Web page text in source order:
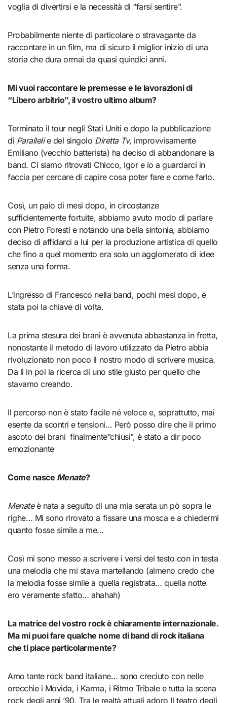
voglia di divertirsi e la necessità di “farsi sentire”.
Probabilmente niente di particolare o stravagante da
raccontare in un film, ma di sicuro il miglior inizio di una
storia che dura ormai da quasi quindici anni.
Mi vuoi raccontare le premesse e le lavorazioni di
“Libero arbitrio”, il vostro ultimo album?
Terminato il tour negli Stati Uniti e dopo la pubblicazione
di Parallelie del singolo Diretta Tv, improvvisamente
Emiliano (vecchio batterista) ha deciso di abbandonare la
band. Ci siamo ritrovati Chicco, Igor e io a guardarci in
faccia per cercare di capire cosa poter fare e come farlo.
Così, un paio di mesi dopo, in circostanze
sufficientemente fortuite, abbiamo avuto modo di parlare
con Pietro Foresti e notando una bella sintonia, abbiamo
deciso di affidarci a lui per la produzione artistica di quello
che fino a quel momento era solo un agglomerato di idee
senza una forma.
L’ingresso di Francesco nella band, pochi mesi dopo, è
stata poi la chiave di volta.
La prima stesura dei brani è avvenuta abbastanza in fretta,
nonostante il metodo di lavoro utilizzato da Pietro abbia
rivoluzionato non poco il nostro modo di scrivere musica.
Da lì in poi la ricerca di uno stile giusto per quello che
stavamo creando.
Il percorso non è stato facile né veloce e, soprattutto, mai
esente da scontri e tensioni… Però posso dire che il primo
ascoto dei brani finalmente”chiusi”, è stato a dir poco
emozionante
Come nasce Menate?
Menateè nata a seguito di una mia serata un pò sopra le
righe… Mi sono rirovato a fissare una mosca e a chiedermi
quanto fosse simile a me…
Così mi sono messo a scrivere i versi del testo con in testa
una melodia che mi stava martellando (almeno credo che
la melodia fosse simile a quella registrata… quella notte
ero veramente sfatto… ahahah)
La matrice del vostro rock è chiaramente internazionale.
Ma mi puoi fare qualche nome di band di rock italiana
che ti piace particolarmente?
Amo tante rock band italiane… sono creciuto con nelle
orecchie i Movida, i Karma, i Ritmo Tribale e tutta la scena
rock degli anni ’90. Tra le realtà attuali adoro Il teatro degli